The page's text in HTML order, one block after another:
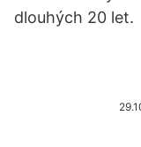
dlouhých 20 let.